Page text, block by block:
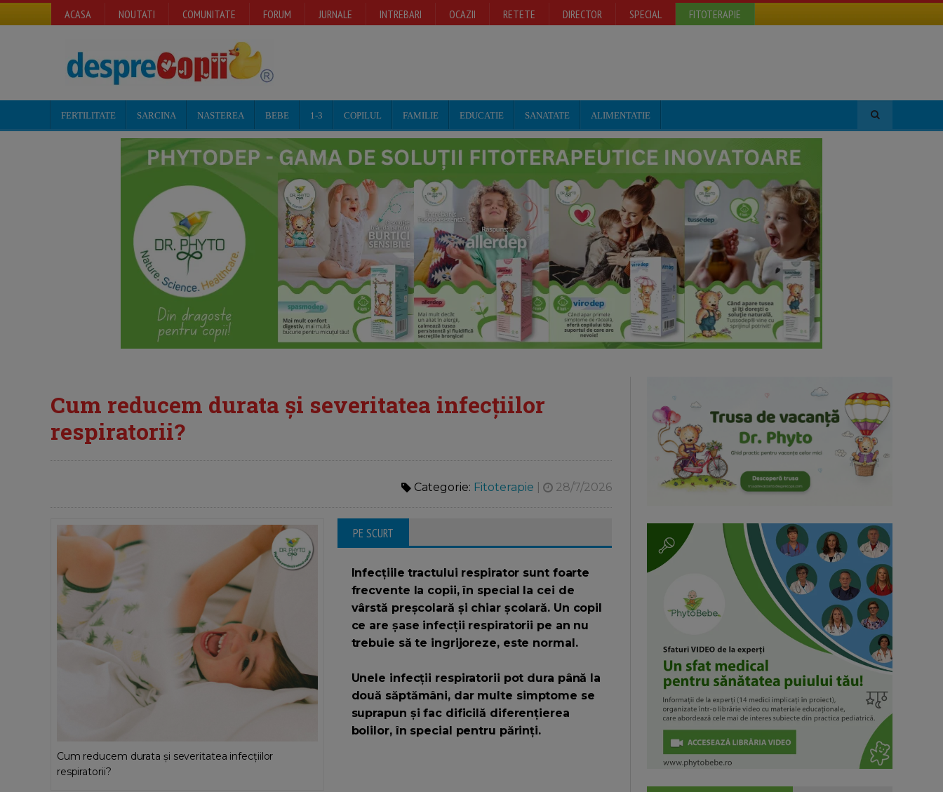
ACASA NOUTATI COMUNITATE FORUM JURNALE INTREBARI OCAZII RETETE DIRECTOR SPECIAL FITOTERAPIE
FERTILITATE SARCINA NASTEREA BEBE 1-3 COPILUL FAMILIE EDUCATIE SANATATE ALIMENTATIE
Cum reducem durata și severitatea infecțiilor
respiratorii?
Categorie: Fitoterapie 28/7/2026
Cum reducem durata și severitatea infecțiilor
respiratorii?
PE SCURT
Infecțiile tractului respirator sunt foarte
frecvente la copii, în special la cei de
vârstă preșcolară și chiar școlară. Un copil
ce are șase infecții respiratorii pe an nu
trebuie să te ingrijoreze, este normal.
Unele infecții respiratorii pot dura până la
două săptămâni, dar multe simptome se
suprapun și fac dificilă diferențierea
bolilor, în special pentru părinți.